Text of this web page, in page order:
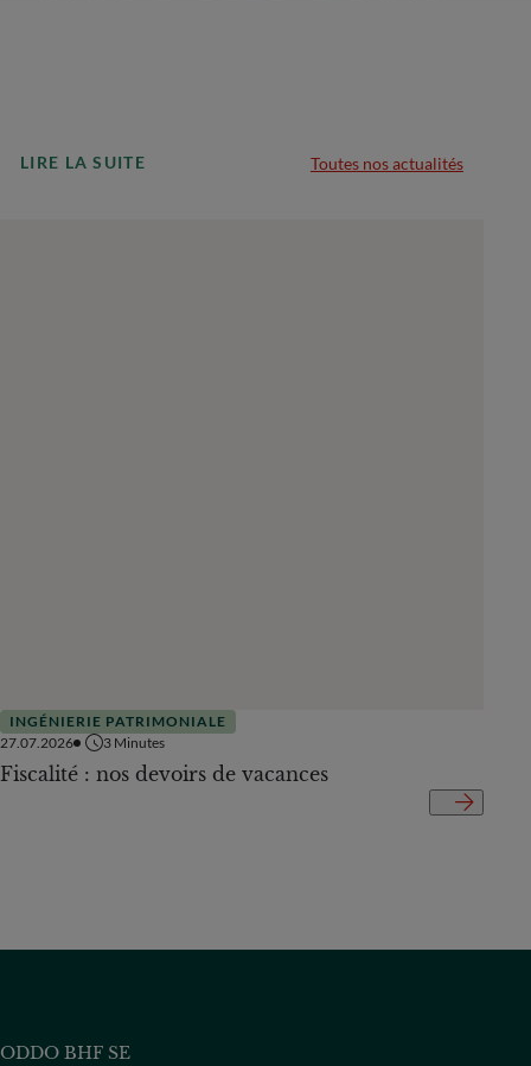
LIRE LA SUITE Toutes nos actualités
INGÉNIERIE PATRIMONIALE
27.07.2026
3 Minutes
Fiscalité : nos devoirs de vacances
ODDO BHF SE